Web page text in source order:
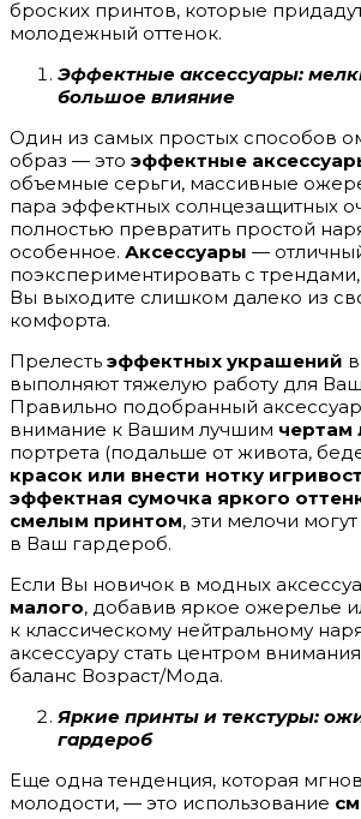
броских принтов, которые
молодежный оттенок.
Эффектные аксессуары:
большое влияние
Один из самых простых способов
образ — это эффектные
объемные серьги, массивные
пара эффектных солнцезащитных
полностью превратить простой
особенное. Аксессуары —
поэкспериментировать с трендами,
Вы выходите слишком далеко из
комфорта.
Прелесть эффектных украшений
выполняют тяжелую работу для
Правильно подобранный
внимание к Вашим лучшим чертам
портрета (подальше от живота,
красок или внести нотку
эффектная сумочка яркого
смелым принтом, эти мелочи
в Ваш гардероб.
Если Вы новичок в модных
малого, добавив яркое ожерелье
к классическому нейтральному
аксессуару стать центром
баланс Возраст/Мода.
Яркие принты и текстуры:
гардероб
Еще одна тенденция, которая
молодости, — это использование